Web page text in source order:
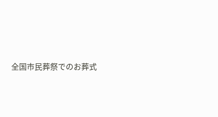
全国市民葬祭でのお葬式